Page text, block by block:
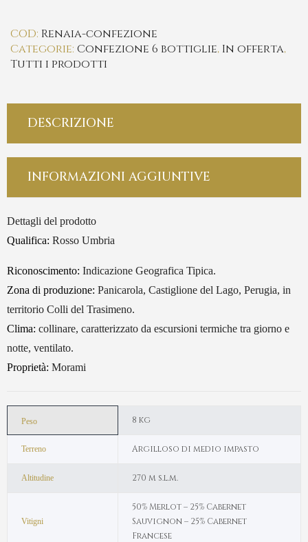
COD: Renaia-confezione
Categorie: Confezione 6 bottiglie, In offerta,
Tutti i prodotti
DESCRIZIONE
INFORMAZIONI AGGIUNTIVE
Dettagli del prodotto
Qualifica: Rosso Umbria
Riconoscimento: Indicazione Geografica Tipica.
Zona di produzione: Panicarola, Castiglione del Lago, Perugia, in
territorio Colli del Trasimeno.
Clima: collinare, caratterizzato da escursioni termiche tra giorno e
notte, ventilato.
Proprietà: Morami
Peso 8 kg
Terreno Argilloso di medio impasto
Altitudine 270 m s.l.m.
Vitigni
50% Merlot – 25% Cabernet
Sauvignon – 25% Cabernet
Francese